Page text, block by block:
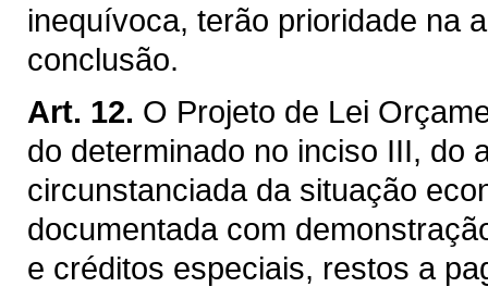
inequívoca, terão prioridade na
conclusão.
Art. 12. O Projeto de Lei
do determinado no inciso III, do
circunstanciada da situação
documentada com
e créditos especiais, restos a